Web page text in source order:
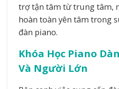
trợ tận tâm từ trung tâm,
hoàn toàn yên tâm trong
đàn piano.
Khóa Học Piano
Và Người Lớn